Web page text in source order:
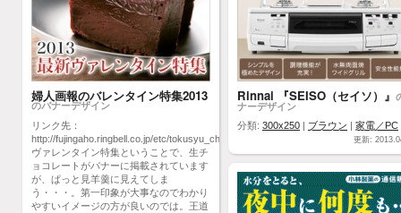
婦人画報のバレンタイン特集2013
のバナーデザイン
リンク先：
http://fujingaho.ringbell.co.jp/etc/tokusyu_chocolate_vd.php
ヴァレンタイン特集ということで、生チ
ョコレートがバナーに掲載されています
が、ぱっと見羊羹に見えてしま
う・・・。第一印象が大事なのでわかり
やすいイメージの方が良いのでは。王道
Rinnai 『SEISO（セイソ）』
ナーデザイン
分類: 300x250 ブラウン 家電／PC
更新: